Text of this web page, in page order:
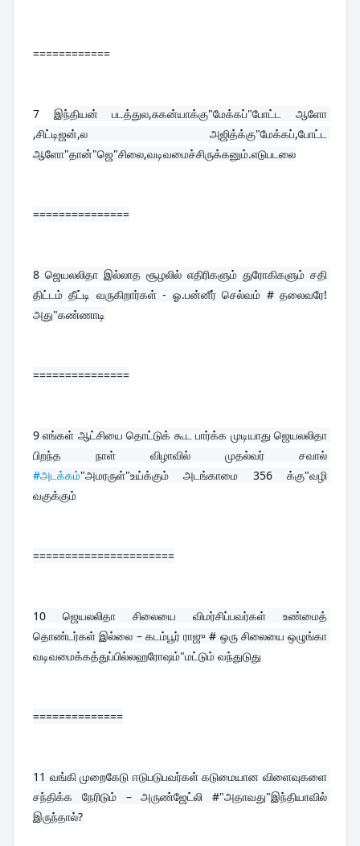
============
7 இந்தியன் படத்துல,சுகன்யாக்கு"மேக்கப்"போட்ட ஆளோ
,சிட்டிஜன்,ல அஜித்க்கு"மேக்கப்,போட்ட
ஆளோ"தான்"ஜெ"சிலை,வடிவமைச்சிருக்கனும்.எடுபடலை
===============
8 ஜெயலலிதா இல்லாத சூழலில் எதிரிகளும் துரோகிகளும் சதி
திட்டம் தீட்டி வருகிறார்கள் - ஓ.பன்னீர் செல்வம் # தலைவரே!
அது"கண்ணாடி
===============
9 எங்கள் ஆட்சியை தொட்டுக் கூட பார்க்க முடியாது ஜெயலலிதா
#அடக்கம்"அமரருள்"உய்க்கும் அடங்காமை 356 க்கு"வழி
வகுக்கும்
======================
10 ஜெயலலிதா சிலையை விமர்சிப்பவர்கள் உண்மைத்
தொண்டர்கள் இல்லை – கடம்பூர் ராஜு # ஒரு சிலையை ஒழுங்கா
வடிவமைக்கத்துப்பில்லஹரோஷம்"மட்டும் வந்துடுது
==============
11 வங்கி முறைகேடு ஈடுபடுபவர்கள் கடுமையான விளைவுகளை
சந்திக்க நேரிடும் – அருண்ஜேட்லி #"அதாவது"இந்தியாவில்
இருந்தால்?